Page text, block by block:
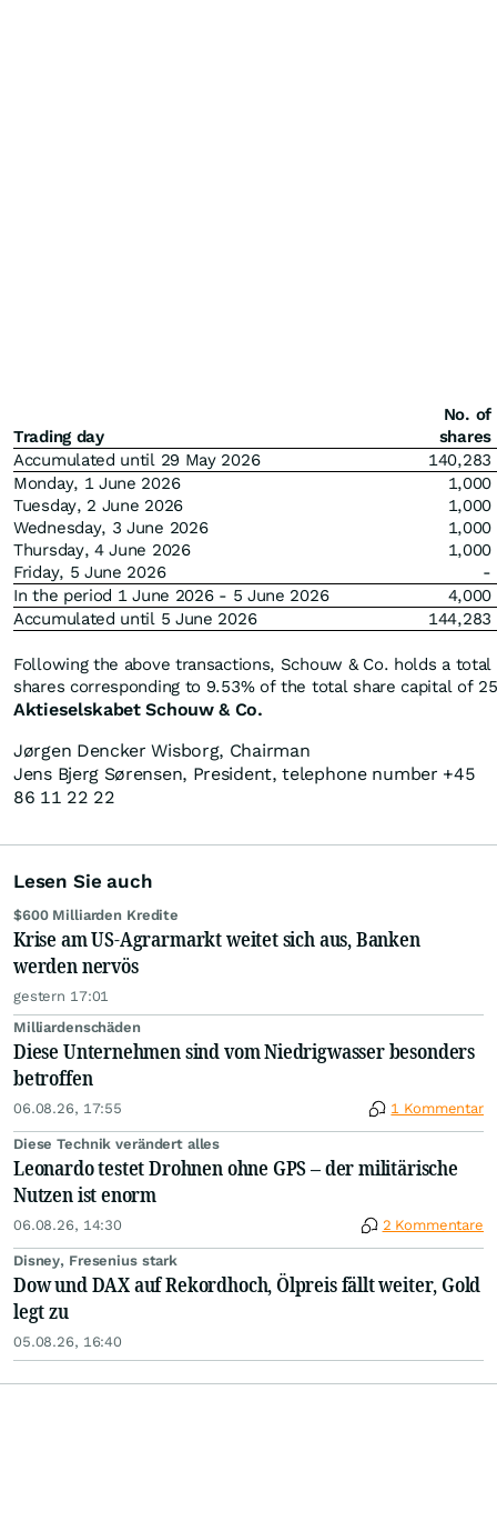
Trading day
No. of
shares
Accumulated until 29 May 2026
140,283
Monday, 1 June 2026
1,000
Tuesday, 2 June 2026
1,000
Wednesday, 3 June 2026
1,000
Thursday, 4 June 2026
1,000
Friday, 5 June 2026
-
In the period 1 June 2026 - 5 June 2026
4,000
Accumulated until 5 June 2026
144,283
Following the above transactions, Schouw & Co. holds a
shares corresponding to 9.53% of the total share capital of
Aktieselskabet Schouw & Co.
Jørgen Dencker Wisborg, Chairman
Jens Bjerg Sørensen, President, telephone number +45
86 11 22 22
Lesen Sie auch
$600 Milliarden Kredite
Krise am US-Agrarmarkt weitet sich aus, Banken
werden nervös
gestern 17:01
Milliardenschäden
Diese Unternehmen sind vom Niedrigwasser besonders
betroffen
06.08.26, 17:55 1 Kommentar
Diese Technik verändert alles
Leonardo testet Drohnen ohne GPS – der militärische
Nutzen ist enorm
06.08.26, 14:30 2 Kommentare
Disney, Fresenius stark
Dow und DAX auf Rekordhoch, Ölpreis fällt weiter, Gold
legt zu
05.08.26, 16:40